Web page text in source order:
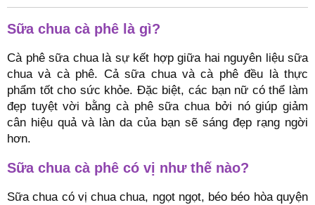
Sữa chua cà phê là gì?
Cà phê sữa chua là sự kết hợp giữa hai nguyên liệu sữa
chua và cà phê. Cả sữa chua và cà phê đều là thực
phẩm tốt cho sức khỏe. Đặc biệt, các bạn nữ có thể làm
đẹp tuyệt vời bằng cà phê sữa chua bởi nó giúp giảm
cân hiệu quả và làn da của bạn sẽ sáng đẹp rạng ngời
hơn.
Sữa chua cà phê có vị như thế nào?
Sữa chua có vị chua chua, ngọt ngọt, béo béo hòa quyện